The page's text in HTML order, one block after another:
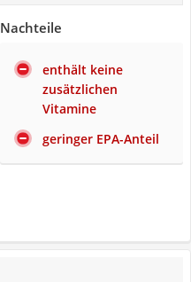
Nachteile
enthält keine
zusätzlichen
Vitamine
geringer EPA-Anteil